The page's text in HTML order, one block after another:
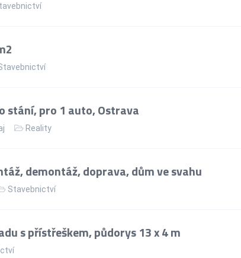
stání, pro 1 auto, Ostrava
Reality
demontáž, doprava, dům ve svahu
Stavebnictví
s přístřeškem, půdorys 13 x 4 m